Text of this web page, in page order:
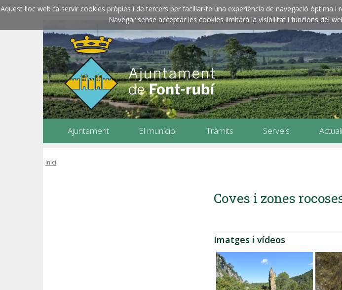
Aquest lloc web fa servir cookies pròpies i de tercers per faciliar-te una experiència de navegació
Navegar sense acceptar les cookies limitarà la visibilitat i funcions del
Data i hora oficials: 06/08/2026 02:04 ZOOM: Amplieu
Ajuntament El municipi Tràmits Serveis
Inici
Coves i zones
Imatges i vídeos